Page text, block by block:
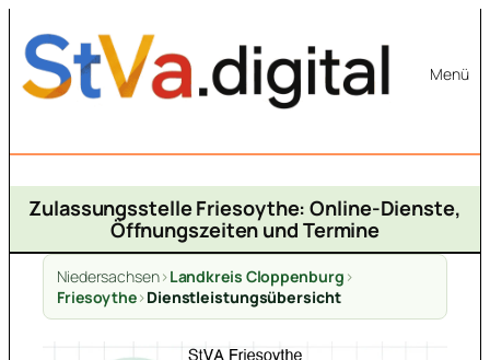
Inhalt
springen
Menü
Zulassungsstelle Friesoythe: Online-Dienste,
Öffnungszeiten und Termine
Niedersachsen>Landkreis Cloppenburg >
Friesoythe>Dienstleistungsübersicht